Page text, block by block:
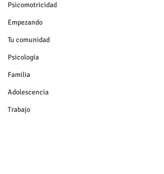
Psicomotricidad
Empezando
Tu comunidad
Psicología
Familia
Adolescencia
Trabajo